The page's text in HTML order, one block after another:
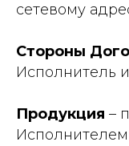
сетевому
Стороны
Исполнитель
Продукция –